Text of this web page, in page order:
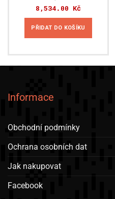
8,534.00 Kč
PŘIDAT DO KOŠÍKU
Informace
Obchodní podmínky
Ochrana osobních dat
Jak nakupovat
Facebook